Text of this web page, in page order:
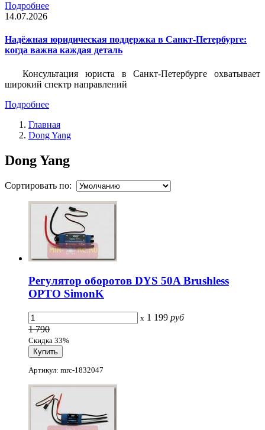
Подробнее
14.07.2026
Надёжная юридическая поддержка в Санкт-Петербурге:
когда важна каждая деталь
Консультация юриста в Санкт-Петербурге охватывает
широкий спектр направлений
Подробнее
Главная
Dong Yang
Dong Yang
Сортировать по:
Регулятор оборотов DYS 50A Brushless
OPTO SimonK
x 1 199 руб
1 790
Скидка 33%
Артикул: mrc-1832047